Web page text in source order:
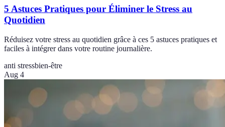
5 Astuces Pratiques pour Éliminer le Stress au
Quotidien
Réduisez votre stress au quotidien grâce à ces 5 astuces pratiques et
faciles à intégrer dans votre routine journalière.
anti stressbien-être
Aug 4